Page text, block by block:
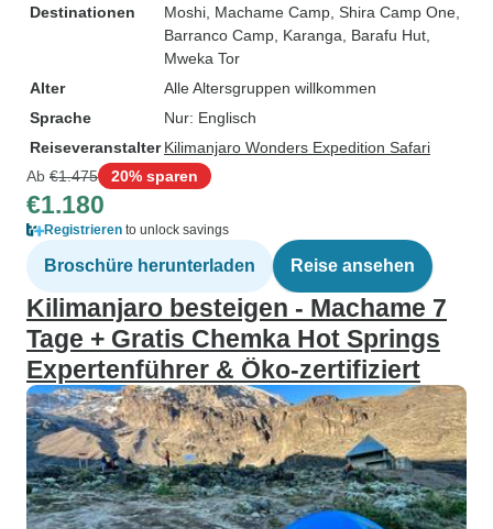
Destinationen
Moshi , Machame Camp , Shira Camp One
Barranco Camp , Karanga , Barafu Hut
Mweka Tor
Alter
Alle Altersgruppen willkommen
Sprache
Nur: Englisch
Reiseveranstalter Kilimanjaro Wonders Expedition Safari
Ab €1.475 20% sparen
€1.180
Registrieren to unlock savings
Broschüre herunterladen Reise ansehen
Kilimanjaro besteigen - Machame 7
Tage + Gratis Chemka Hot Springs
Expertenführer & Öko-zertifiziert